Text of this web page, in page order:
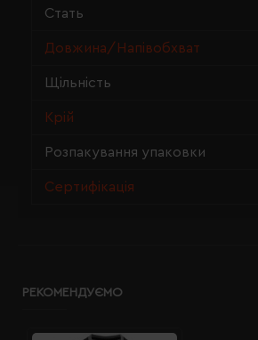
Стать
Довжина/Напівобхват
Щільність
Крій
Розпакування упаковки
Сертифікація
РЕКОМЕНДУЄМО